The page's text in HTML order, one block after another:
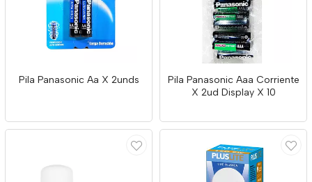
Pila Panasonic Aa X 2unds
Pila Panasonic Aaa Corriente
X 2ud Display X 10